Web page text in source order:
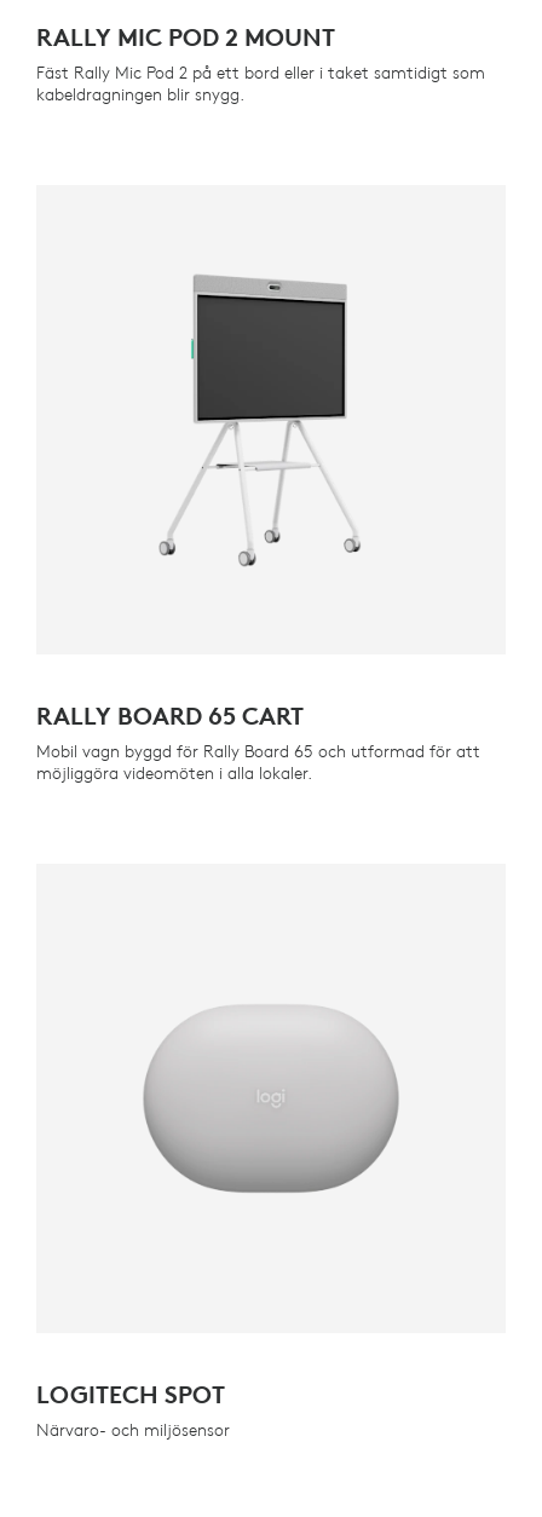
RALLY MIC POD 2 MOUNT
Fäst Rally Mic Pod 2 på ett bord eller i taket samtidigt som
kabeldragningen blir snygg.
RALLY BOARD 65 CART
Mobil vagn byggd för Rally Board 65 och utformad för att
möjliggöra videomöten i alla lokaler.
LOGITECH SPOT
Närvaro- och miljösensor